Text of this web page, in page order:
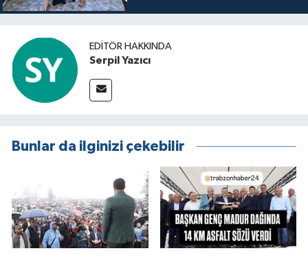
buluşuyo
EDITÖR HAKKINDA
Serpil Yazıcı
Bunlar da ilginizi çekebilir